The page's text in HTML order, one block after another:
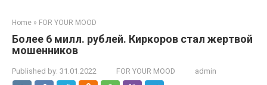
Home » FOR YOUR MOOD
Более 6 милл. рублей. Киркоров стал жертвой
мошенников
Published by: 31.01.2022 FOR YOUR MOOD admin